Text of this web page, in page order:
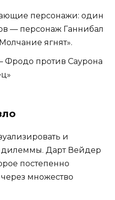
персонажи: один
— персонаж Ганнибал
ягнят».
Фродо против Саурона
и
Дарт Вейдер
постепенно
множество